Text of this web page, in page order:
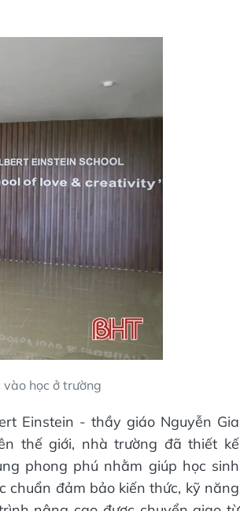
học ở trường
Einstein - thầy giáo Nguyễn Gia
thế giới, nhà trường đã thiết kế
phong phú nhằm giúp học sinh
chuẩn đảm bảo kiến thức, kỹ năng